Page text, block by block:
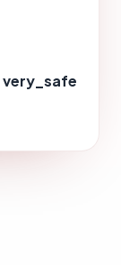
very_safe